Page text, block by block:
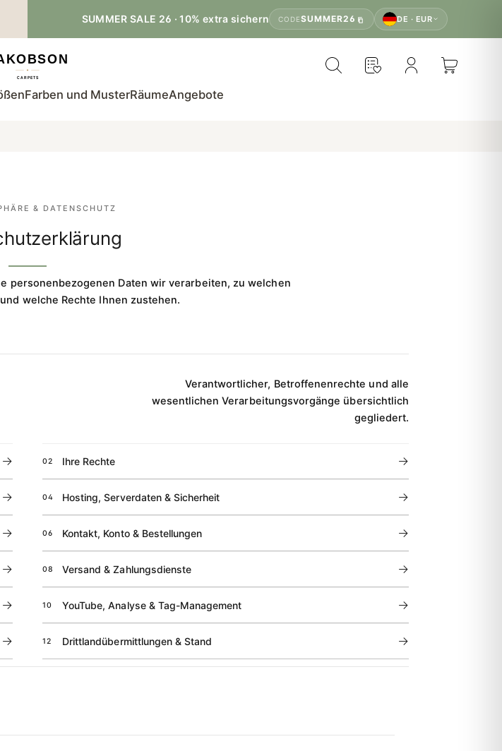
SUMMER SALE 26 · 10% extra sichern
CODESUMMER26 DE · EUR
Farben und MusterRäumeAngebote
& DATENSCHUTZ
personenbezogenen Daten wir verarbeiten, zu welchen
welche Rechte Ihnen zustehen.
Verantwortlicher, Betroffenenrechte und alle
wesentlichen Verarbeitungsvorgänge übersichtlich
gegliedert.
→ 02 Ihre Rechte →
→ 04 Hosting, Serverdaten & Sicherheit →
→ 06 Kontakt, Konto & Bestellungen →
→ 08 Versand & Zahlungsdienste →
→ 10 YouTube, Analyse & Tag-Management →
→ 12 Drittlandübermittlungen & Stand →